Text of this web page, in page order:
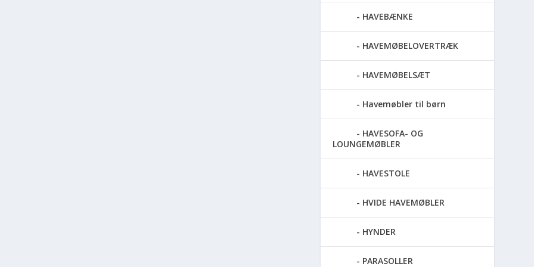
HAVEBÆNKE
HAVEMØBELOVERTRÆK
HAVEMØBELSÆT
Havemøbler til børn
HAVESOFA- OG
LOUNGEMØBLER
HAVESTOLE
HVIDE HAVEMØBLER
HYNDER
PARASOLLER